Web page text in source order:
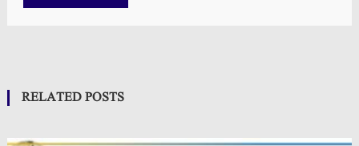
RELATED POSTS